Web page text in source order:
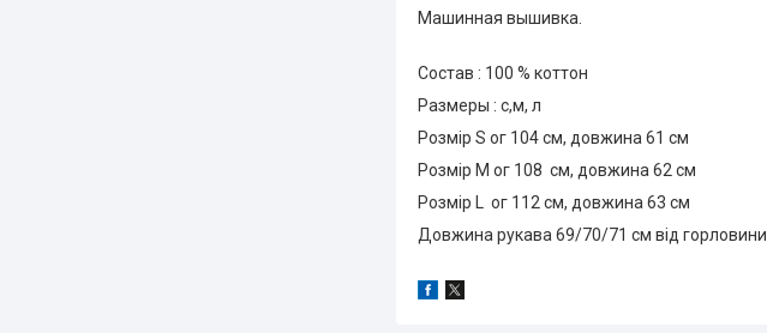
Машинная вышивка.
Состав : 100 % коттон
Размеры : с,м, л
Розмір S ог 104 см, довжина 61 см
Розмір М ог 108 см, довжина 62 см
Розмір L ог 112 см, довжина 63 см
Довжина рукава 69/70/71 см від горловини